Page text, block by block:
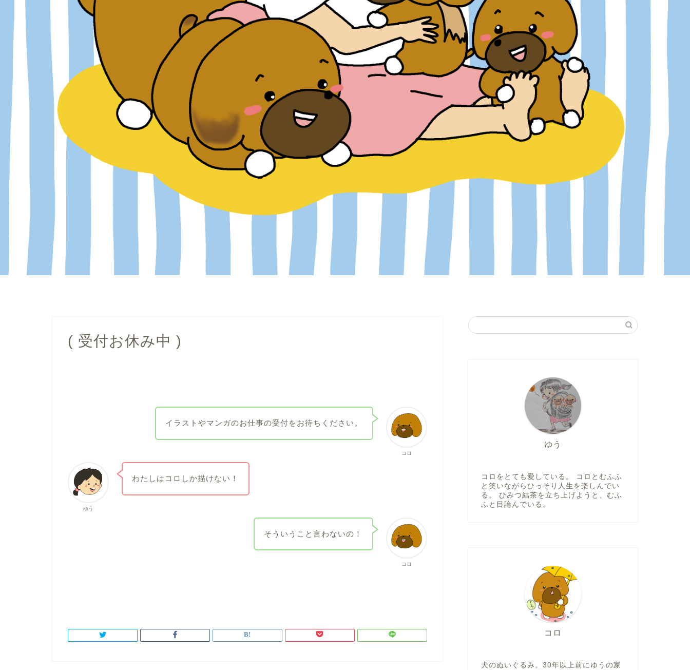
( 受付お休み中 )
コロ
イラストやマンガのお仕事の受付をお待ちください。
ゆう
わたしはコロしか描けない！
コロ
そういうこと言わないの！
ゆう
コロをとても愛している。 コロとむふふ
と笑いながらひっそり人生を楽しんでい
る。 ひみつ結茶を立ち上げようと、むふ
ふと目論んでいる。
コロ
犬のぬいぐるみ。30年以上前にゆうの家